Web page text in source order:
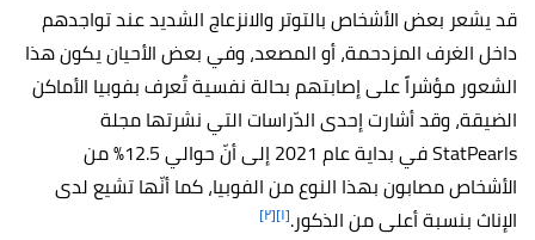
قد يشعر بعض الأشخاص بالتوتر والانزعاج الشديد عند تواجدهم
داخل الغرف المزدحمة، أو المصعد، وفي بعض الأحيان يكون هذا
الشعور مؤشراً على إصابتهم بحالة نفسية تُعرف بفوبيا الأماكن
الضيقة، وقد أشارت إحدى الدّراسات التي نشرتها مجلة
StatPearls في بداية عام 2021 إلى أنّ حوالي 12.5% من
الأشخاص مصابون بهذا النوع من الفوبيا، كما أنّها تشيع لدى
الإناث بنسبة أعلى من الذكور.[١] [٢]